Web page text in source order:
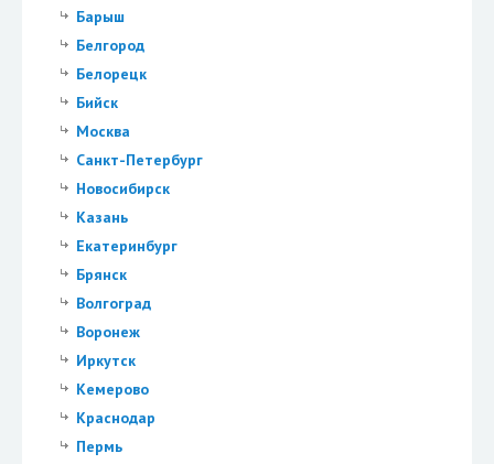
Барыш
Белгород
Белорецк
Бийск
Москва
Санкт-Петербург
Новосибирск
Казань
Екатеринбург
Брянск
Волгоград
Воронеж
Иркутск
Кемерово
Краснодар
Пермь